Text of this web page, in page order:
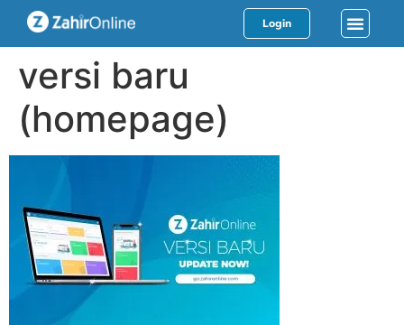
Login
versi baru
(homepage)